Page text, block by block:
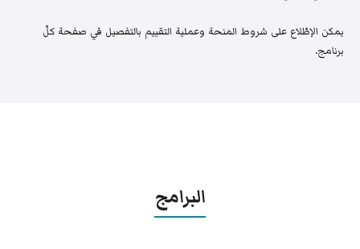
يمكن الإطّلاع على شروط المنحة وعملية التقييم بالتفصيل في صفحة كلّ
برنامج.
البرامج